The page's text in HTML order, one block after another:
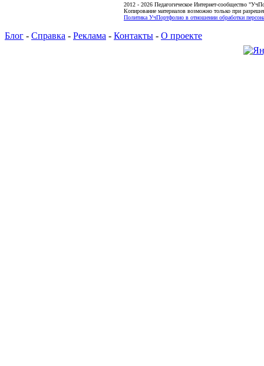
2012 - 2026 Педагогическое Интернет-сообщество
Копирование материалов возможно только при
Политика УчПортфолио в отношении обработки
Блог - Справка - Реклама - Контакты - О проекте